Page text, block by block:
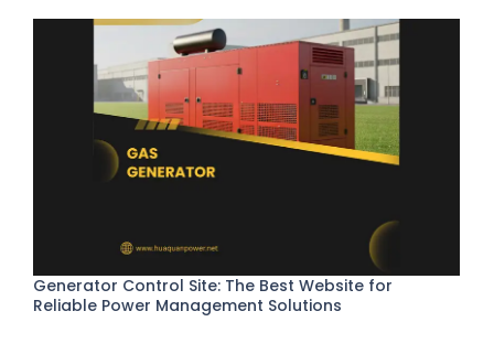
Generator Control Site: The Best Website for
Reliable Power Management Solutions